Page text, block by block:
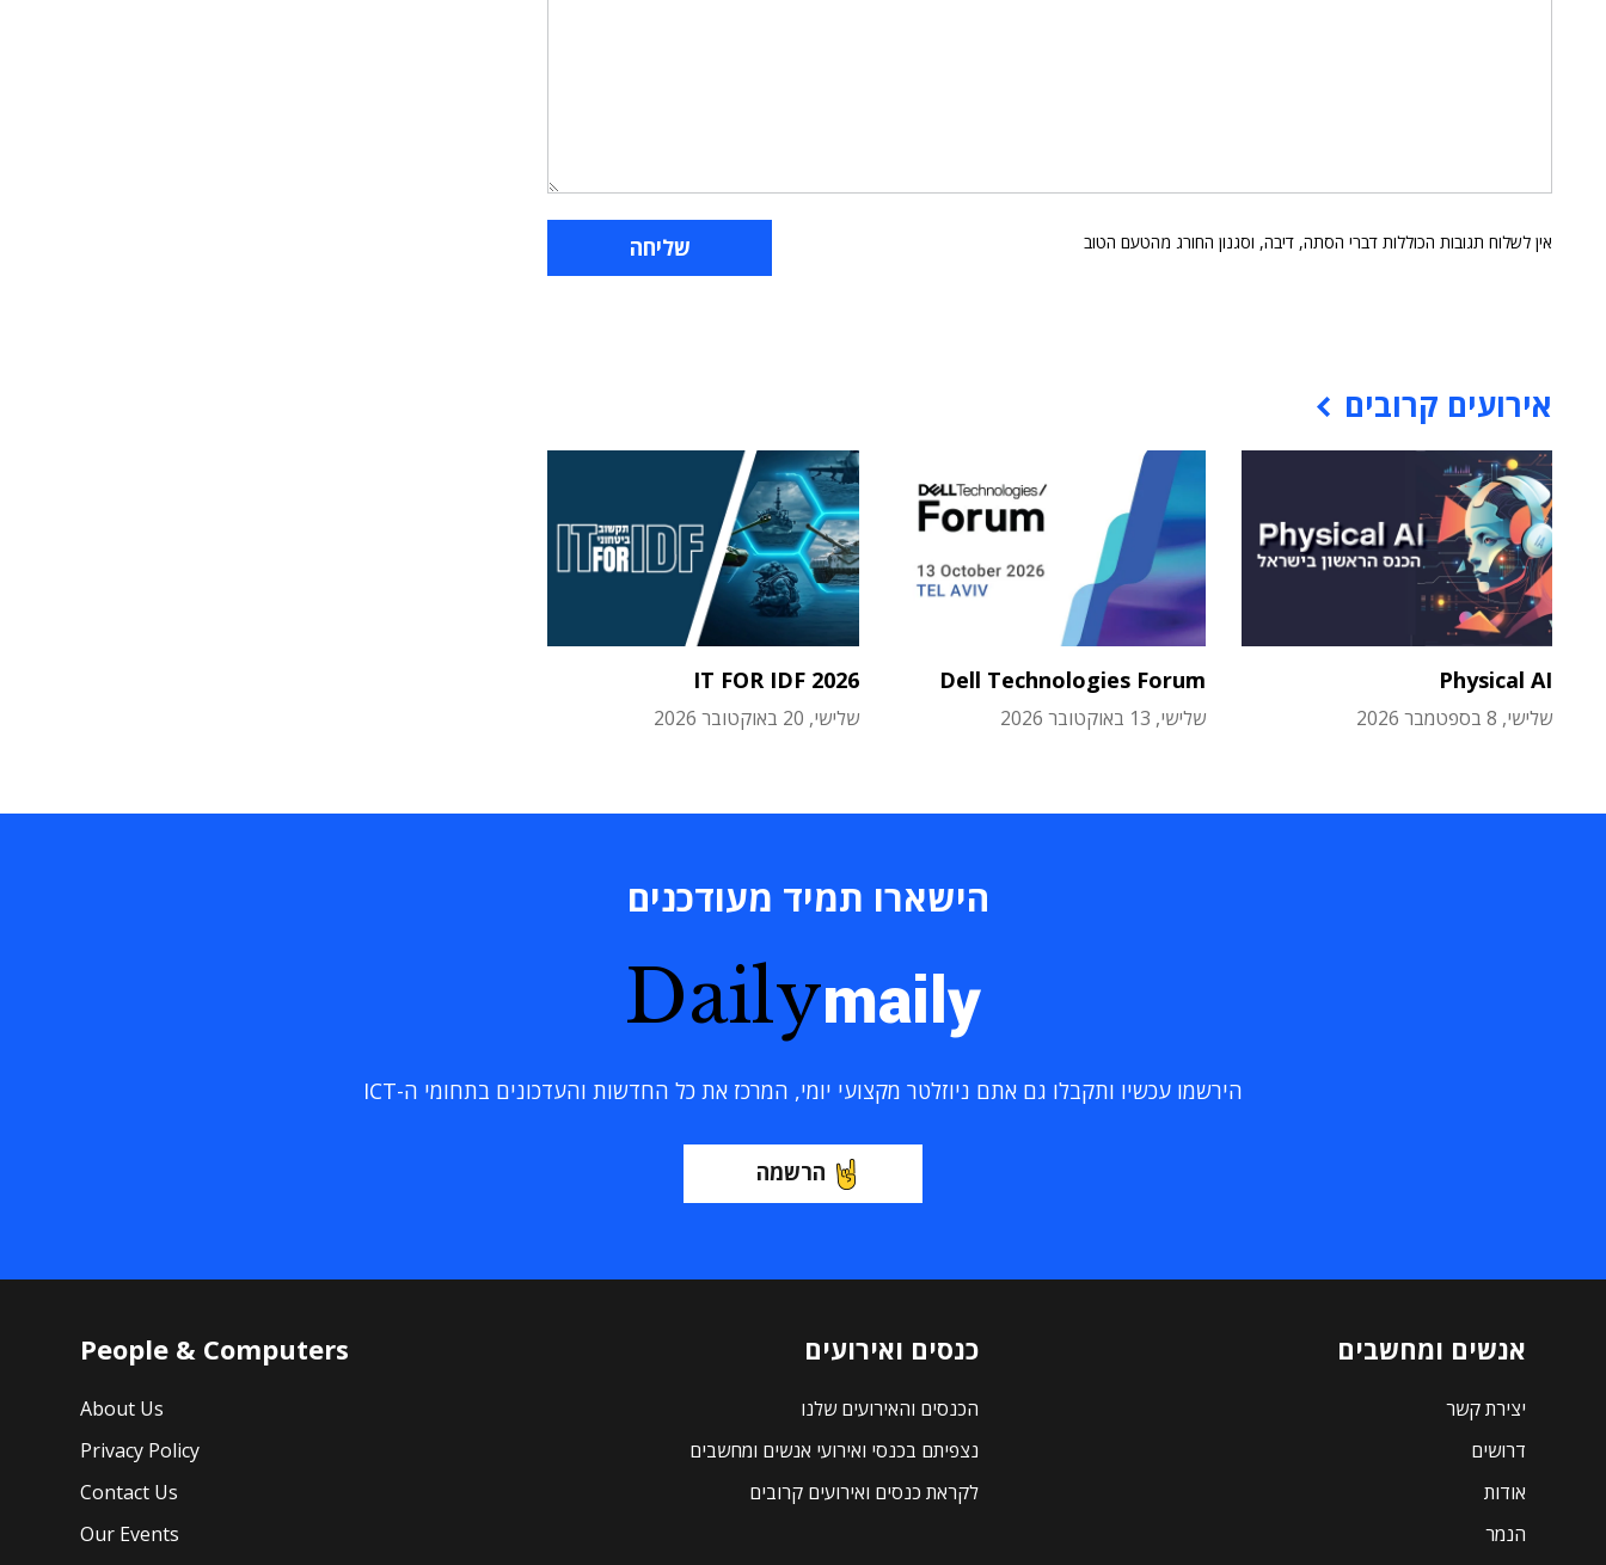
אין לשלוח תגובות הכוללות דברי הסתה, דיבה, וסגנון החורג מהטעם הטוב
אירועים קרובים
Physical AI
שלישי, 8 בספטמבר 2026
Dell Technologies Forum
שלישי, 13 באוקטובר 2026
IT FOR IDF 2026
שלישי, 20 באוקטובר 2026
הישארו תמיד מעודכנים
Dailymaily
הירשמו עכשיו ותקבלו גם אתם ניוזלטר מקצועי יומי, המרכז את כל החדשות והעדכונים בתחומי ה-ICT
הרשמה
אנשים ומחשבים
יצירת קשר
דרושים
אודות
הנמר
כנסים ואירועים
הכנסים והאירועים שלנו
נצפיתם בכנסי ואירועי אנשים ומחשבים
לקראת כנסים ואירועים קרובים
People & Computers
About Us
Privacy Policy
Contact Us
Our Events